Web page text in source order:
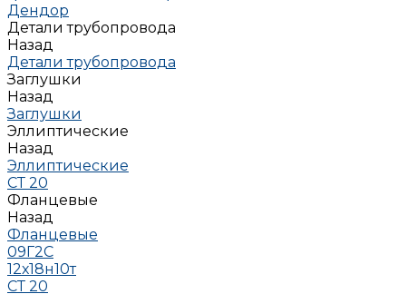
Дендор
Детали трубопровода
Назад
Детали трубопровода
Заглушки
Назад
Заглушки
Эллиптические
Назад
Эллиптические
СТ 20
Фланцевые
Назад
Фланцевые
09Г2С
12х18н10т
СТ 20